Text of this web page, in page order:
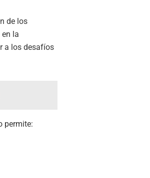
de los
la
a los desafíos
permite: